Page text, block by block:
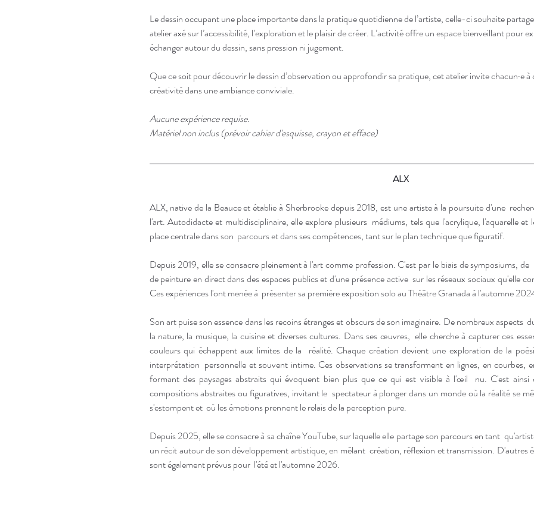
Le dessin occupant une place importante dans la pratique quotidienne de l’artiste, celle-ci souhaite
atelier axé sur l’accessibilité, l’exploration et le plaisir de créer. L’activité offre un espace bienveillant pour
échanger autour du dessin, sans pression ni jugement.
Que ce soit pour découvrir le dessin d’observation ou approfondir sa pratique, cet atelier invite chacun·e à
créativité dans une ambiance conviviale.
Aucune expérience requise.
Matériel non inclus (prévoir cahier d'esquisse, crayon et efface)
ALX
ALX, native de la Beauce et établie à Sherbrooke depuis 2018, est une artiste à la poursuite d'une
l'art. Autodidacte et multidisciplinaire, elle explore plusieurs  médiums, tels que l'acrylique, l'aquarelle et
place centrale dans son  parcours et dans ses compétences, tant sur le plan technique que figuratif.
Depuis 2019, elle se consacre pleinement à l'art comme profession. C'est par le biais de symposiums,
de peinture en direct dans des espaces publics et d'une présence active  sur les réseaux sociaux qu'elle
Ces expériences l'ont menée à  présenter sa première exposition solo au Théâtre Granada à l'automne
Son art puise son essence dans les recoins étranges et obscurs de son imaginaire. De nombreux aspects
la nature, la musique, la cuisine et diverses cultures. Dans ses œuvres,  elle cherche à capturer ces
couleurs qui échappent aux limites de la  réalité. Chaque création devient une exploration de la
interprétation  personnelle et souvent intime. Ces observations se transforment en lignes, en courbes,
formant des paysages abstraits qui évoquent bien plus que ce qui est visible à l'œil  nu. C'est ainsi
compositions abstraites ou figuratives, invitant le  spectateur à plonger dans un monde où la réalité se
s'estompent et  où les émotions prennent le relais de la perception pure.
Depuis 2025, elle se consacre à sa chaîne YouTube, sur laquelle elle partage son parcours en tant
un récit autour de son développement artistique, en mêlant  création, réflexion et transmission. D'autres
sont également prévus pour  l'été et l'automne 2026.